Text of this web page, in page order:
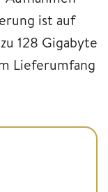
ist auf
128 Gigabyte
Lieferumfang